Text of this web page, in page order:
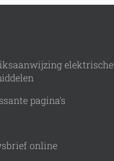
elektrische
pagina's
online